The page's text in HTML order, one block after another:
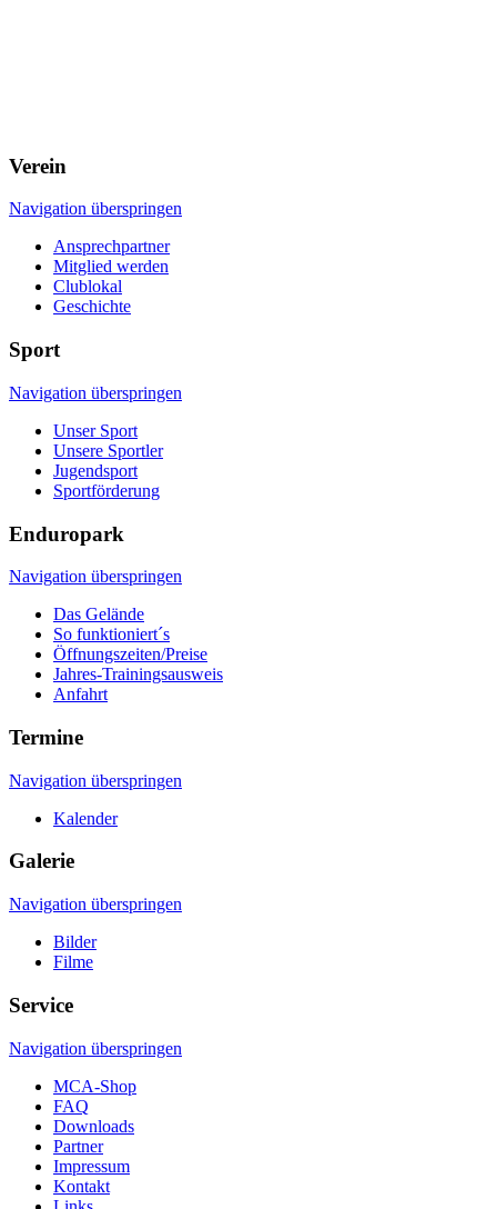
Verein
Navigation überspringen
Ansprechpartner
Mitglied werden
Clublokal
Geschichte
Sport
Navigation überspringen
Unser Sport
Unsere Sportler
Jugendsport
Sportförderung
Enduropark
Navigation überspringen
Das Gelände
So funktioniert´s
Öffnungszeiten/Preise
Jahres-Trainingsausweis
Anfahrt
Termine
Navigation überspringen
Kalender
Galerie
Navigation überspringen
Bilder
Filme
Service
Navigation überspringen
MCA-Shop
FAQ
Downloads
Partner
Impressum
Kontakt